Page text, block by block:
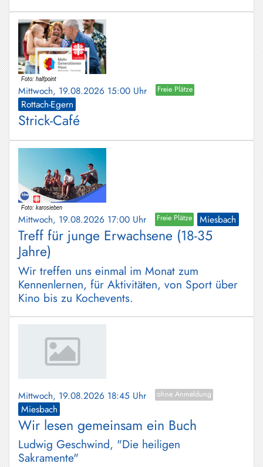
Mittwoch, 19.08.2026 15:00 Uhr Freie Plätze
Rottach-Egern
Strick-Café
Mittwoch, 19.08.2026 17:00 Uhr Freie Plätze Miesbach
Treff für junge Erwachsene (18-35
Jahre)
Wir treffen uns einmal im Monat zum
Kennenlernen, für Aktivitäten, von Sport über
Kino bis zu Kochevents.
Mittwoch, 19.08.2026 18:45 Uhr ohne Anmeldung
Miesbach
Wir lesen gemeinsam ein Buch
Ludwig Geschwind, "Die heiligen
Sakramente"